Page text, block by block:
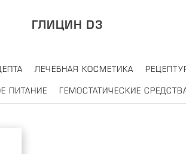
ГЛИЦИН D3
ЛЕЧЕБНАЯ КОСМЕТИКА
ПИТАНИЕ ГЕМОСТАТИЧЕСКИЕ